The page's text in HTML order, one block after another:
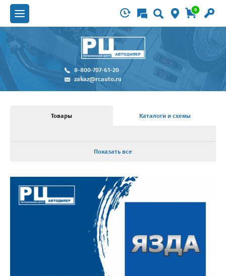
0
8-800-707-61-20
zakaz@rcauto.ru
Товары Каталоги и схемы
Показать все